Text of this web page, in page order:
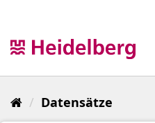
Datensätze